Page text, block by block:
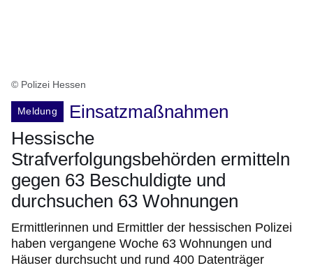
© Polizei Hessen
Meldung
Einsatzmaßnahmen
Hessische
Strafverfolgungsbehörden ermitteln
gegen 63 Beschuldigte und
durchsuchen 63 Wohnungen
Ermittlerinnen und Ermittler der hessischen Polizei
haben vergangene Woche 63 Wohnungen und
Häuser durchsucht und rund 400 Datenträger